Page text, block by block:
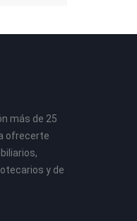
más de 25
ofrecerte
y de